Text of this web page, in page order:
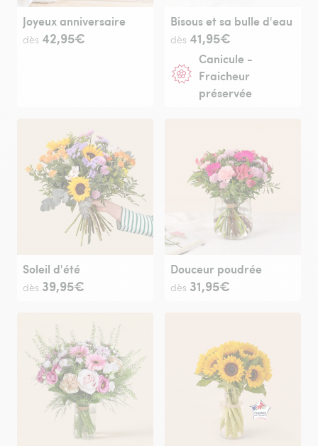
Joyeux anniversaire
dès 42,95€
Bisous et sa bulle d'eau
dès 41,95€
Canicule -
Fraicheur
préservée
Soleil d'été
dès 39,95€
Douceur poudrée
dès 31,95€